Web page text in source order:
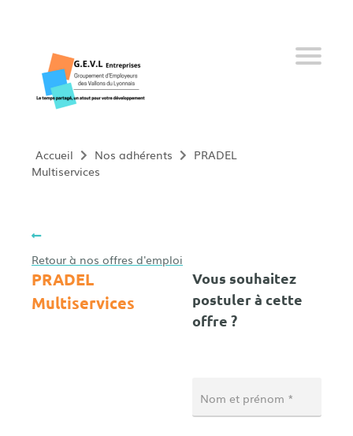
Qui sommes-nous ?
Nos services
Nos adhérents
Actualités
Accueil Nos adhérents
PRADEL
Multiservices
Retour à nos offres d'emploi
PRADEL
Multiservices
Vous souhaitez
postuler à cette
offre ?
Nom et prénom *